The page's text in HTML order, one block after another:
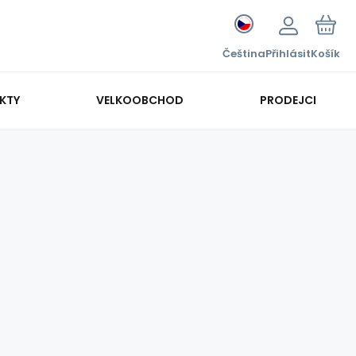
ČeštinaPřihlásitKošík
VELKOOBCHOD PRODEJCI